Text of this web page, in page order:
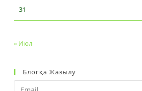
31
« Июл
Блогқа Жазылу
Email